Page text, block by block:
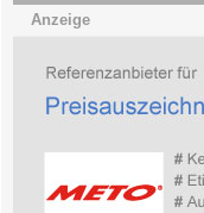
Anzeige